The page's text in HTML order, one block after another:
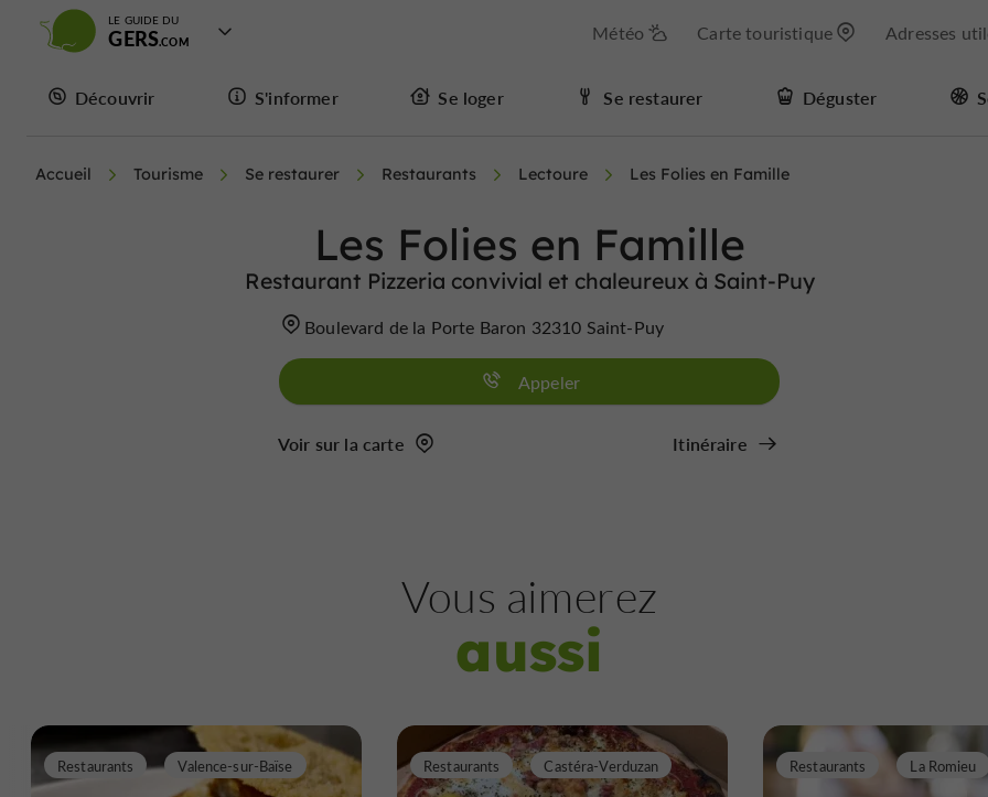
LE GUIDE DU
GERS Météo Carte touristique Adresses
Découvrir S'informer Se loger Se restaurer Déguster
Accueil Tourisme Se restaurer Restaurants Lectoure Les Folies en Famille
Les Folies en Famille
Restaurant Pizzeria convivial et chaleureux à Saint-Puy
Boulevard de la Porte Baron 32310 Saint-Puy
Appeler
Voir sur la carte Itinéraire
Vous aimerez
aussi
Restaurants Valence-sur-Baïse Restaurants Castéra-Verduzan Restaurants La Romieu